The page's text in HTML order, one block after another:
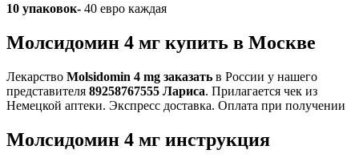
10 упаковок- 40 евро каждая
Молсидомин 4 мг купить в Москве
Лекарство Molsidomin 4 mg заказать в России у нашего
представителя 89258767555 Лариса. Прилагается чек из
Немецкой аптеки. Экспресс доставка. Оплата при получении
Молсидомин 4 мг инструкция